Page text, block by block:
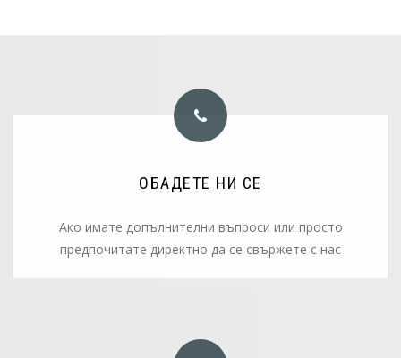
ОБАДЕТЕ НИ СЕ
Ако имате допълнителни въпроси или просто
предпочитате директно да се свържете с нас
ТЕЛЕФОНИ:
Потърсете ни на следния телефон:
+359 876 060 501